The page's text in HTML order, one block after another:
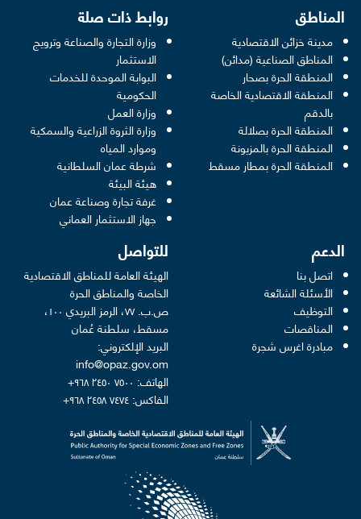
المناطق
مدينة خزائن الاقتصادية
المناطق الصناعية (مدائن)
المنطقة الحرة بصحار
المنطقة الاقتصادية الخاصة
بالدقم
المنطقة الحرة بصلالة
المنطقة الحرة بالمزيونة
المنطقة الحرة بمطار مسقط
روابط ذات صلة
وزارة التجارة والصناعة وترويج
الاستثمار in a new window
البوابة الموحدة للخدمات
الحكوميةin a new window
وزارة العملin a new window
وزارة الثروة الزراعية والسمكية
وموارد المياهin a new window
شرطة عمان السلطانيةwindow
هيئة البيئةin a new window
غرفة تجارة وصناعة عمانwindow
جهاز الاستثمار العمانيwindow
الدعم
اتصل بنا
الأسئلة الشائعة
التوظيف
المناقصات
مبادرة اغرس شجرة
للتواصل
الهيئة العامة للمناطق الاقتصادية
الخاصة والمناطق الحرة
ص.ب. ٧٧، الرمز البريدي ١٠٠،
مسقط، سلطنة عُمان
البريد الإلكتروني:
info@opaz.gov.om
الهاتف: ٧٥٠٠ ٢٤٥٠ ٩٦٨+
الفاكس: ٧٤٧٤ ٢٤٥٨ ٩٦٨+